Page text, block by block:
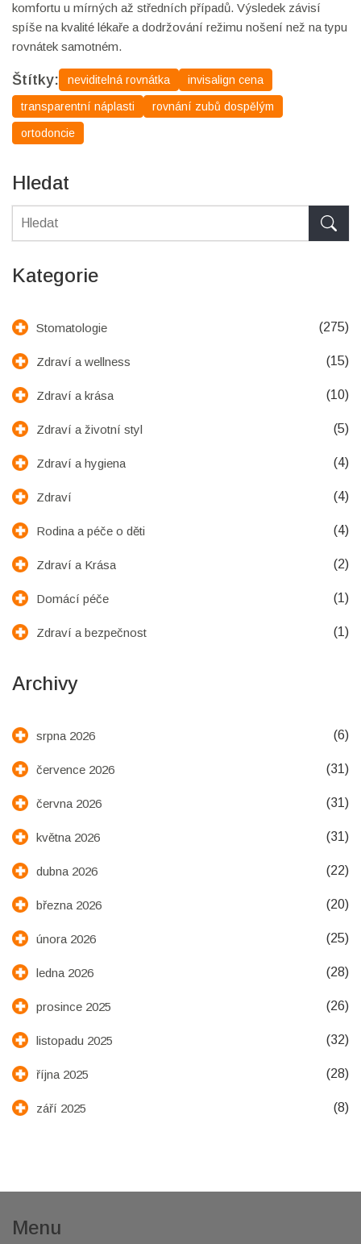
komfortu u mírných až středních případů. Výsledek závisí
spíše na kvalité lékaře a dodržování režimu nošení než na typu
rovnátek samotném.
Štítky: neviditelná rovnátka invisalign cena
transparentní náplasti rovnání zubů dospělým
ortodoncie
Hledat
Kategorie
Stomatologie (275)
Zdraví a wellness (15)
Zdraví a krása (10)
Zdraví a životní styl (5)
Zdraví a hygiena (4)
Zdraví (4)
Rodina a péče o děti (4)
Zdraví a Krása (2)
Domácí péče (1)
Zdraví a bezpečnost (1)
Archivy
srpna 2026 (6)
července 2026 (31)
června 2026 (31)
května 2026 (31)
dubna 2026 (22)
března 2026 (20)
února 2026 (25)
ledna 2026 (28)
prosince 2025 (26)
listopadu 2025 (32)
října 2025 (28)
září 2025 (8)
Menu